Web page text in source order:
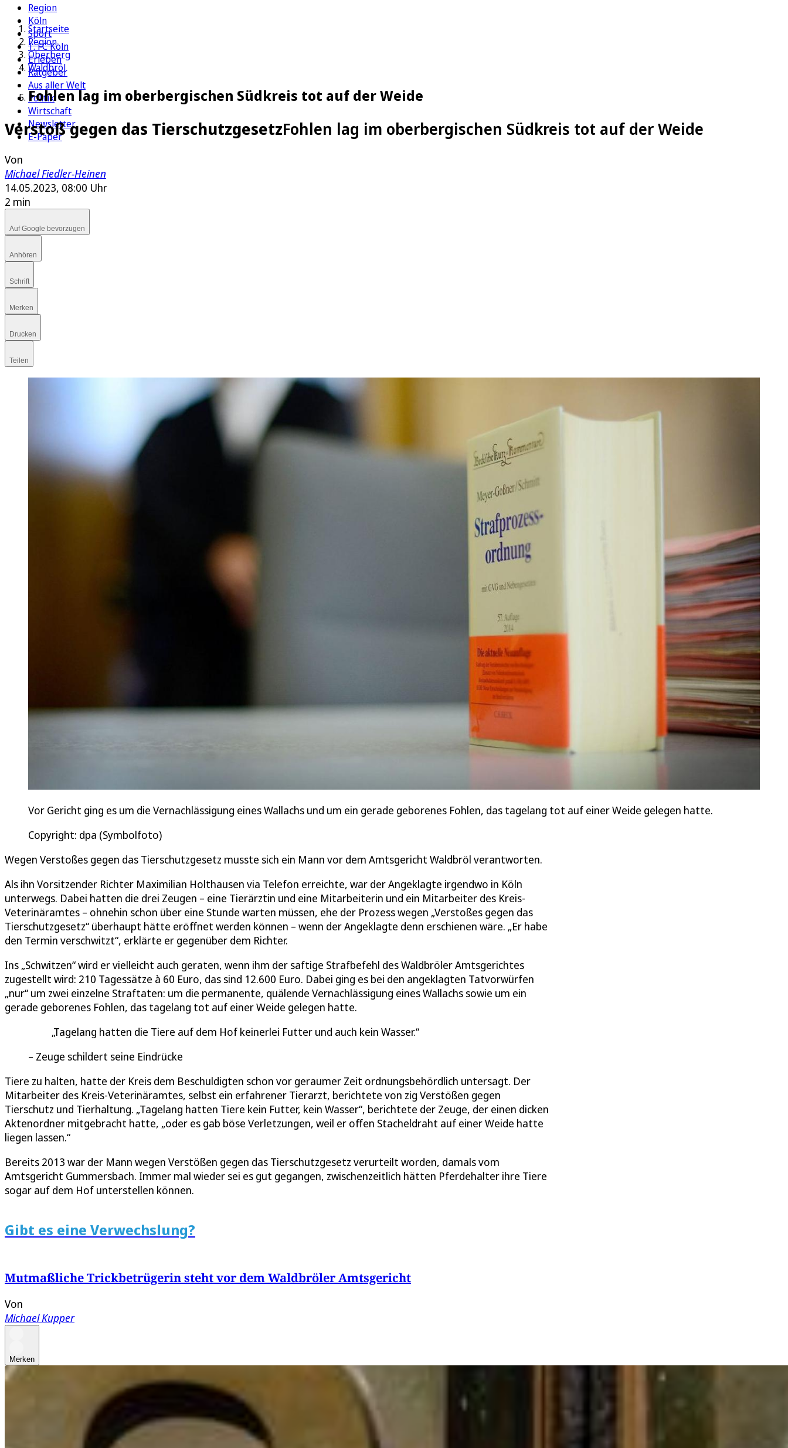
Region
Köln
Sport
1. FC Köln
Erleben
Ratgeber
Aus aller Welt
Politik
Wirtschaft
Newsletter
E-Paper
Startseite
Region
Oberberg
Waldbröl
Fohlen lag im oberbergischen Südkreis tot auf der Weide
Verstoß gegen das TierschutzgesetzFohlen lag im oberbergischen Südkreis tot auf der Weide
Von
Michael Fiedler-Heinen
14.05.2023, 08:00 Uhr
2 min
Auf Google bevorzugen
Anhören
Schrift
Merken
Drucken
Teilen
Vor Gericht ging es um die Vernachlässigung eines Wallachs und um ein gerade geborenes Fohlen, das tagelang tot auf einer Weide gelegen hatte.
Copyright: dpa (Symbolfoto)
Wegen Verstoßes gegen das Tierschutzgesetz musste sich ein Mann vor dem Amtsgericht Waldbröl verantworten.
Als ihn Vorsitzender Richter Maximilian Holthausen via Telefon erreichte, war der Angeklagte irgendwo in Köln
unterwegs. Dabei hatten die drei Zeugen – eine Tierärztin und eine Mitarbeiterin und ein Mitarbeiter des Kreis-
Veterinäramtes – ohnehin schon über eine Stunde warten müssen, ehe der Prozess wegen „Verstoßes gegen das
Tierschutzgesetz“ überhaupt hätte eröffnet werden können – wenn der Angeklagte denn erschienen wäre. „Er habe
den Termin verschwitzt“, erklärte er gegenüber dem Richter.
Ins „Schwitzen“ wird er vielleicht auch geraten, wenn ihm der saftige Strafbefehl des Waldbröler Amtsgerichtes
zugestellt wird: 210 Tagessätze à 60 Euro, das sind 12.600 Euro. Dabei ging es bei den angeklagten Tatvorwürfen
„nur“ um zwei einzelne Straftaten: um die permanente, quälende Vernachlässigung eines Wallachs sowie um ein
gerade geborenes Fohlen, das tagelang tot auf einer Weide gelegen hatte.
Tagelang hatten die Tiere auf dem Hof keinerlei Futter und auch kein Wasser.
Zeuge schildert seine Eindrücke
Tiere zu halten, hatte der Kreis dem Beschuldigten schon vor geraumer Zeit ordnungsbehördlich untersagt. Der
Mitarbeiter des Kreis-Veterinäramtes, selbst ein erfahrener Tierarzt, berichtete von zig Verstößen gegen
Tierschutz und Tierhaltung. „Tagelang hatten Tiere kein Futter, kein Wasser“, berichtete der Zeuge, der einen dicken
Aktenordner mitgebracht hatte, „oder es gab böse Verletzungen, weil er offen Stacheldraht auf einer Weide hatte
liegen lassen.“
Bereits 2013 war der Mann wegen Verstößen gegen das Tierschutzgesetz verurteilt worden, damals vom
Amtsgericht Gummersbach. Immer mal wieder sei es gut gegangen, zwischenzeitlich hätten Pferdehalter ihre Tiere
sogar auf dem Hof unterstellen können.
Gibt es eine Verwechslung?
Mutmaßliche Trickbetrügerin steht vor dem Waldbröler Amtsgericht
Von
Michael Kupper
Merken